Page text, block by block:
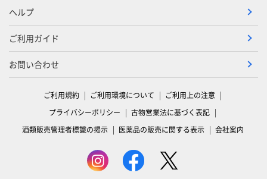
ヘルプ
ご利用ガイド
お問い合わせ
ご利用規約 ご利用環境について
ご利用上の注意
プライバシーポリシー
古物営業法に基づく表記
酒類販売管理者標識の掲示
医薬品の販売に関する表示 会社案内